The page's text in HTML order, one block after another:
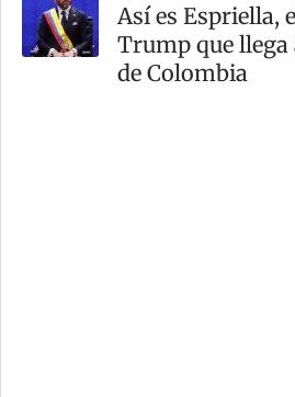
Así es Espriella,
Trump que llega
de Colombia